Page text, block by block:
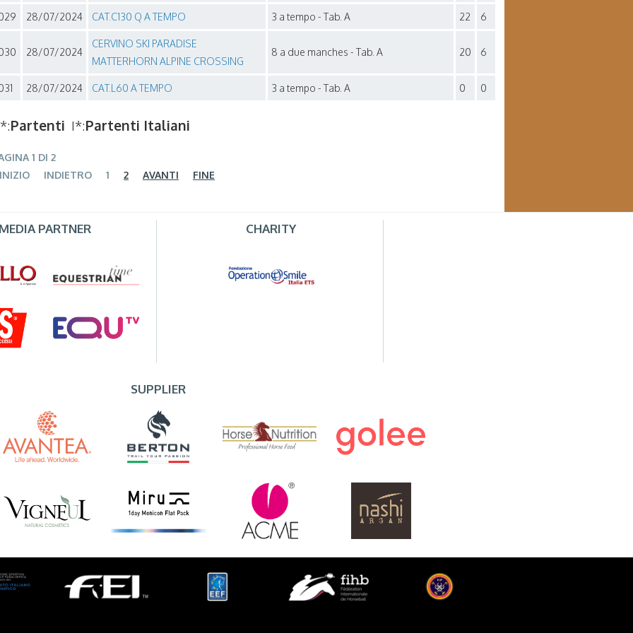
28/07/2024 CAT.C130 Q A TEMPO 3 a tempo - Tab. A 22 6
28/07/2024
CERVINO SKI PARADISE
MATTERHORN ALPINE CROSSING
8 a due manches - Tab. A 20 6
28/07/2024 CAT.L60 A TEMPO 3 a tempo - Tab. A 0 0
Partenti I*:Partenti Italiani
1 DI 2
INIZIO
INDIETRO 1 2 AVANTI FINE
PARTNER CHARITY
SUPPLIER